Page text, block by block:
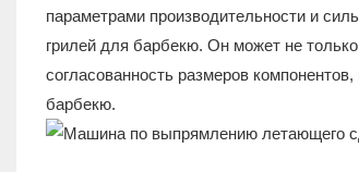
параметрами производительности и
грилей для барбекю. Он может не
согласованность размеров
барбекю.